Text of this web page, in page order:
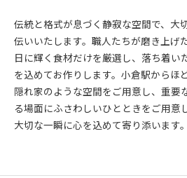
伝統と格式が息づく静寂な空間で、大
伝いいたします。職人たちが磨き上げ
日に輝く食材だけを厳選し、落ち着い
を込めてお作りします。小倉駅からほ
隠れ家のような空間をご用意し、重要
る場面にふさわしいひとときをご用意
大切な一瞬に心を込めて寄り添います。